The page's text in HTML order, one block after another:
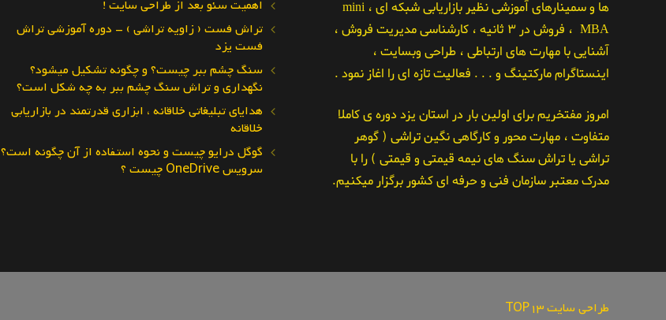
ها و سمینارهای آموزشی نظیر بازاریابی شبکه ای ، mini
MBA ، فروش در ۳ ثانیه ، کارشناسی مدیریت فروش ،
آشنایی با مهارت های ارتباطی ، طراحی وبسایت ،
اینستاگرام مارکتینگ و . . . فعالیت تازه ای را اغاز نمود .
امروز مفتخریم برای اولین بار در استان یزد دوره ی کاملا
متفاوت ، مهارت محور و کارگاهی نگین تراشی ( گوهر
تراشی یا تراش سنگ های نیمه قیمتی و قیمتی ) را با
مدرک معتبر سازمان فنی و حرفه ای کشور برگزار میکنیم.
اهمیت سئو بعد از طراحی سایت !
تراش فست ( زاویه تراشی ) – دوره آموزشی تراش
فست یزد
سنگ چشم ببر چیست؟ و چگونه تشکیل میشود؟
نگهداری و تراش سنگ چشم ببر به چه شکل است؟
هدایای تبلیغاتی خلاقانه ، ابزاری قدرتمند در بازاریابی
خلاقانه
گوگل درایو چیست و نحوه استفاده از آن چگونه است؟
سرویس OneDrive چیست ؟
طراحی سایت TOP13